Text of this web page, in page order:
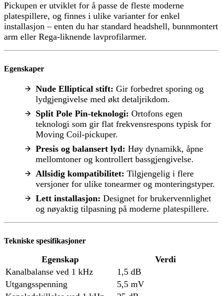
Pickupen er utviklet for å passe de fleste moderne
platespillere, og finnes i ulike varianter for enkel
installasjon – enten du har standard headshell, bunnmontert
arm eller Rega-liknende lavprofilarmer.
Egenskaper
Nude Elliptical stift: Gir forbedret sporing og
lydgjengivelse med økt detaljrikdom.
Split Pole Pin-teknologi: Ortofons egen
teknologi som gir flat frekvensrespons typisk for
Moving Coil-pickuper.
Presis og balansert lyd: Høy dynamikk, åpne
mellomtoner og kontrollert bassgjengivelse.
Allsidig kompatibilitet: Tilgjengelig i flere
versjoner for ulike tonearmer og monteringstyper.
Lett installasjon: Designet for brukervennlighet
og nøyaktig tilpasning på moderne platespillere.
Tekniske spesifikasjoner
Egenskap
Verdi
Kanalbalanse ved 1 kHz
1,5 dB
Utgangsspenning
5,5 mV